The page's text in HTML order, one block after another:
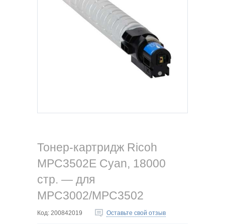
Тонер-картридж Ricoh
MPC3502E Cyan, 18000
стр. — для
MPC3002/MPC3502
Код: 200842019 Оставьте свой отзыв